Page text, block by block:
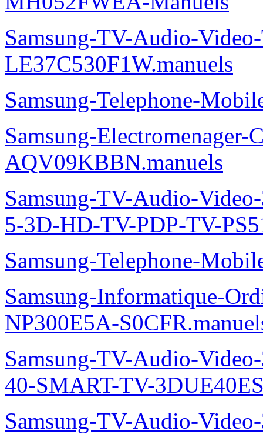
Samsung-TV-Audio-
LE37C530F1W.manuels
Samsung-Telephone-
Samsung-Electromenager-
AQV09KBBN.manuels
Samsung-TV-Audio-
5-3D-HD-TV-PDP-TV-
Samsung-Telephone-
Samsung-Informatique-
NP300E5A-
Samsung-TV-Audio-
40-SMART-TV-
Samsung-TV-Audio-